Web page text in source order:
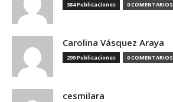
384 Publicaciones 0 COMENTARIOS
Carolina Vásquez Araya
299 Publicaciones 0 COMENTARIOS
cesmilara